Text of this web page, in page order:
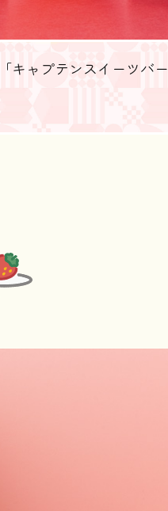
キャプテンスイーツバー